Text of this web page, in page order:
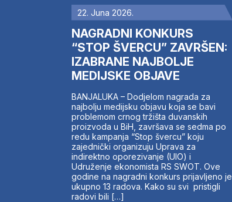
22. Juna 2026.
NAGRADNI KONKURS
“STOP ŠVERCU” ZAVRŠEN:
IZABRANE NAJBOLJE
MEDIJSKE OBJAVE
BANJALUKA – Dodjelom nagrada za
najbolju medijsku objavu koja se bavi
problemom crnog tržišta duvanskih
proizvoda u BiH, završava se sedma po
redu kampanja “Stop švercu” koju
zajednički organizuju Uprava za
indirektno oporezivanje (UIO) i
Udruženje ekonomista RS SWOT. Ove
godine na nagradni konkurs prijavljeno je
ukupno 13 radova. Kako su svi pristigli
radovi bili […]